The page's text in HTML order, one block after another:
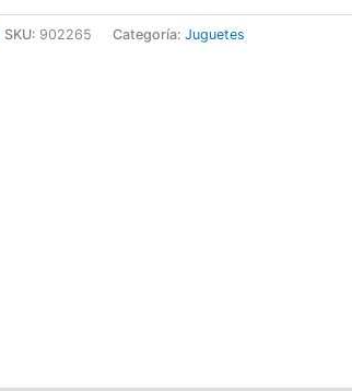
SKU: 902265 Categoría: Juguetes